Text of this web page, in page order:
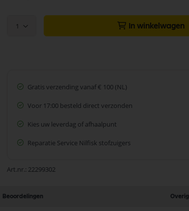
1 In winkelwagen
Gratis verzending vanaf € 100 (NL)
Voor 17:00 besteld direct verzonden
Kies uw leverdag of afhaalpunt
Reparatie Service Nilfisk stofzuigers
Art.nr. 22299302
Beoordelingen Overig